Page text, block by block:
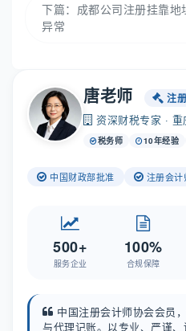
下篇： 成都公司注册挂靠
异常
唐老师 注
资深财税专家 ·
税务师 10年经验
中国财政部批准 注册会
500+
服务企业
100%
合规保障
中国注册会计师协会会员
与代理记账。以专业、严谨